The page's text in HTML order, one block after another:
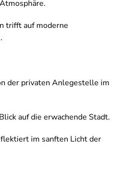
trifft auf moderne
der privaten Anlegestelle im
auf die erwachende Stadt.
im sanften Licht der